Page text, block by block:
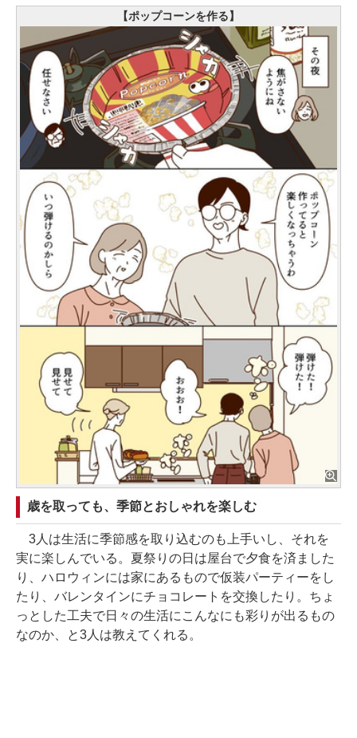
【ポップコーンを作る】
歳を取っても、季節とおしゃれを楽しむ
3人は生活に季節感を取り込むのも上手いし、それを
実に楽しんでいる。夏祭りの日は屋台で夕食を済ました
り、ハロウィンには家にあるもので仮装パーティーをし
たり、バレンタインにチョコレートを交換したり。ちょ
っとした工夫で日々の生活にこんなにも彩りが出るもの
なのか、と3人は教えてくれる。